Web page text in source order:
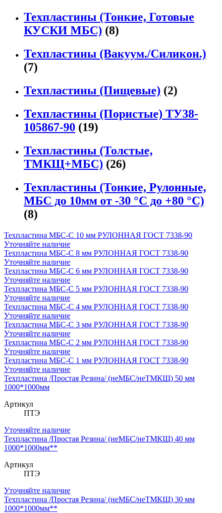
Техпластины (Тонкие, Готовые
КУСКИ МБС) (8)
Техпластины (Вакуум./Силикон.)
(7)
Техпластины (Пищевые) (2)
Техпластины (Пористые) ТУ38-
105867-90 (19)
Техпластины (Толстые,
ТМКЩ+МБС) (26)
Техпластины (Тонкие, Рулонные,
МБС до 10мм от -30 °С до +80 °С)
(8)
Техпластина МБС-С 10 мм РУЛОННАЯ ГОСТ 7338-90
Уточняйте наличие
Техпластина МБС-С 8 мм РУЛОННАЯ ГОСТ 7338-90
Уточняйте наличие
Техпластина МБС-С 6 мм РУЛОННАЯ ГОСТ 7338-90
Уточняйте наличие
Техпластина МБС-С 5 мм РУЛОННАЯ ГОСТ 7338-90
Уточняйте наличие
Техпластина МБС-С 4 мм РУЛОННАЯ ГОСТ 7338-90
Уточняйте наличие
Техпластина МБС-С 3 мм РУЛОННАЯ ГОСТ 7338-90
Уточняйте наличие
Техпластина МБС-С 2 мм РУЛОННАЯ ГОСТ 7338-90
Уточняйте наличие
Техпластина МБС-С 1 мм РУЛОННАЯ ГОСТ 7338-90
Уточняйте наличие
Техпластина /Простая Резина/ (неМБС/неТМКЩ) 50 мм
1000*1000мм
Артикул
ПТЭ
Уточняйте наличие
Техпластина /Простая Резина/ (неМБС/неТМКЩ) 40 мм
1000*1000мм**
Артикул
ПТЭ
Уточняйте наличие
Техпластина /Простая Резина/ (неМБС/неТМКЩ) 30 мм
1000*1000мм**